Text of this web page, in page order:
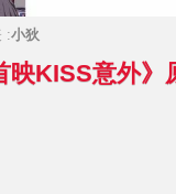
:小狄
映KISS意外